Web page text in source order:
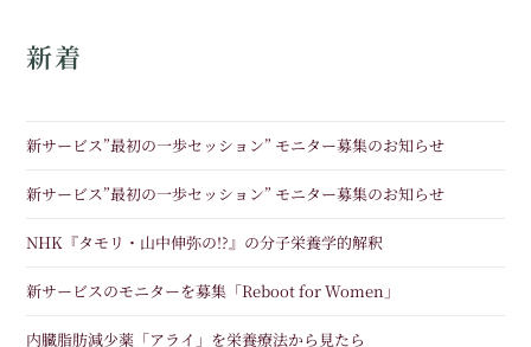
新着
新サービス”最初の一歩セッション” モニター募集のお知らせ
新サービス”最初の一歩セッション” モニター募集のお知らせ
NHK『タモリ・山中伸弥の!?』の分子栄養学的解釈
新サービスのモニターを募集「Reboot for Women」
内臓脂肪減少薬「アライ」を栄養療法から見たら